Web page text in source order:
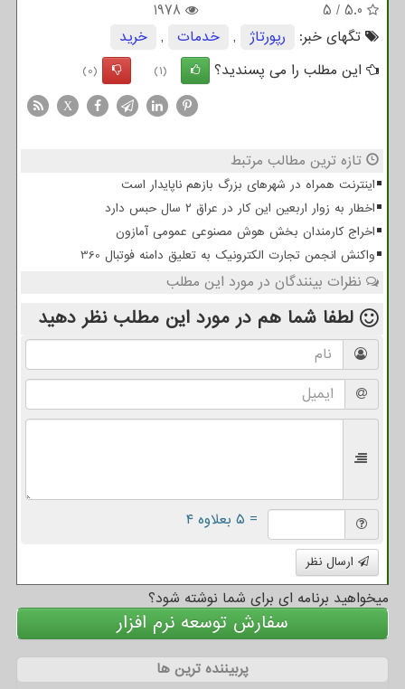
5.0
/
5
1978
تگهای خبر:
رپورتاژ , خدمات ,
خرید
این مطلب را می پسندید؟
(1)
(0)
X
تازه ترین مطالب مرتبط
اینترنت همراه در شهرهای بزرگ بازهم ناپایدار است
اخطار به زوار اربعین این کار در عراق ۲ سال حبس دارد
اخراج کارمندان بخش هوش مصنوعی عمومی آمازون
واکنش انجمن تجارت الکترونیک به تعلیق دامنه فوتبال 360
نظرات بینندگان در مورد این مطلب
لطفا شما هم در مورد این مطلب نظر دهید
= ۵ بعلاوه ۴
ارسال نظر
میخواهید برنامه ای برای شما نوشته شود؟
سفارش توسعه نرم افزار
پربیننده ترین ها